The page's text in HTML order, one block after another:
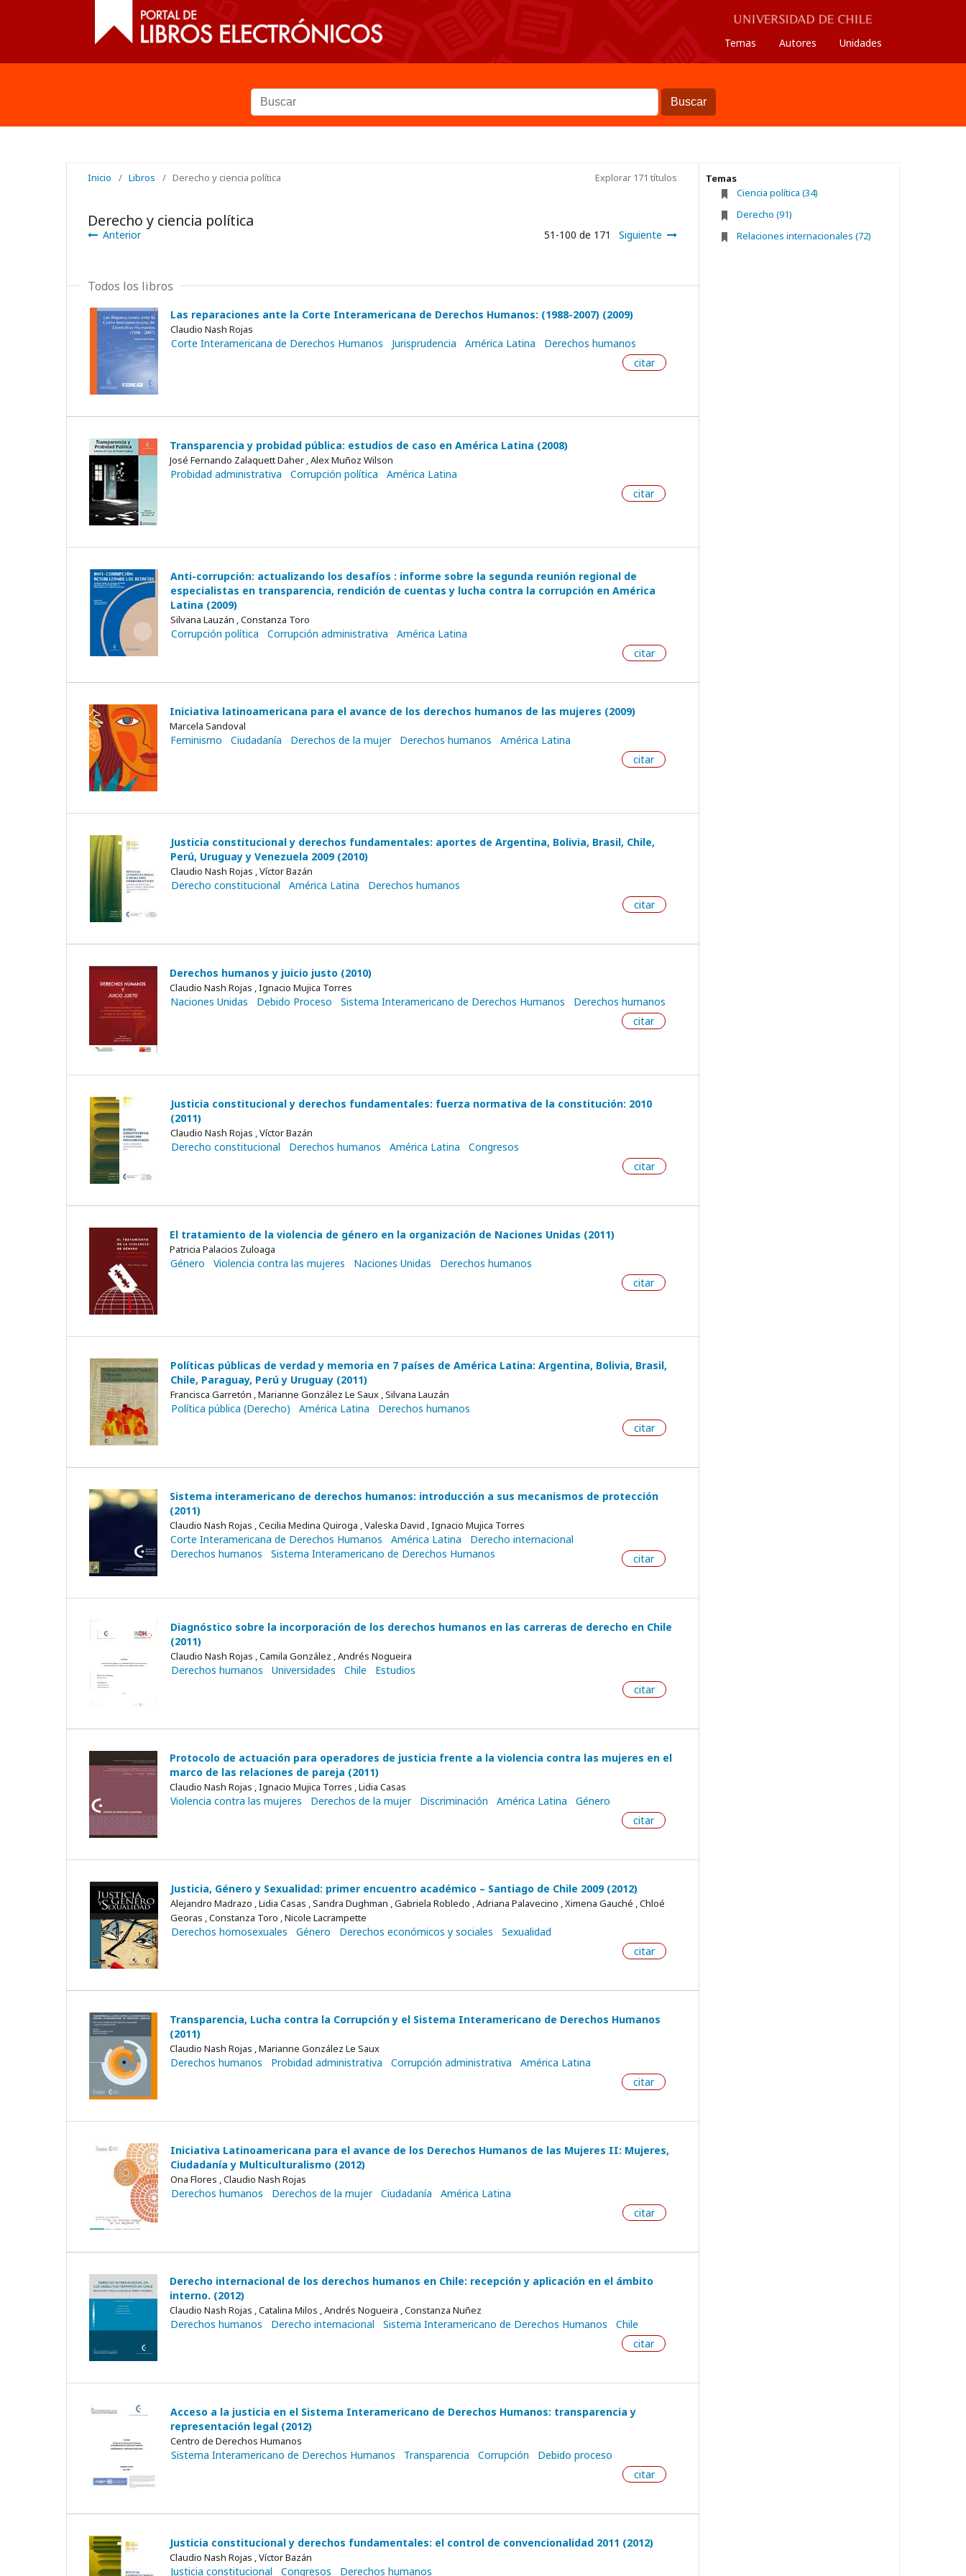
Temas Autores Unidades
Buscar
Inicio / Libros / Derecho y ciencia política Explorar 171 títulos
Derecho y ciencia política
Anterior 51-100 de 171 Siguiente
Todos los libros
Las reparaciones ante la Corte Interamericana de Derechos Humanos: (1988-2007) (2009)
Claudio Nash Rojas
Corte Interamericana de Derechos Humanos Jurisprudencia América Latina
Derechos humanos
citar
Transparencia y probidad pública: estudios de caso en América Latina (2008)
José Fernando Zalaquett Daher , Alex Muñoz Wilson
Probidad administrativa Corrupción política
América Latina
citar
Anti-corrupción: actualizando los desafíos : informe sobre la segunda reunión regional de
especialistas en transparencia, rendición de cuentas y lucha contra la corrupción en América
Latina (2009)
Silvana Lauzán , Constanza Toro
Corrupción política Corrupción administrativa
América Latina
citar
Iniciativa latinoamericana para el avance de los derechos humanos de las mujeres (2009)
Marcela Sandoval
Feminismo Ciudadanía Derechos de la mujer Derechos humanos
América Latina
citar
Justicia constitucional y derechos fundamentales: aportes de Argentina, Bolivia, Brasil, Chile,
Perú, Uruguay y Venezuela 2009 (2010)
Claudio Nash Rojas , Víctor Bazán
Derecho constitucional América Latina
Derechos humanos
citar
Derechos humanos y juicio justo (2010)
Claudio Nash Rojas , Ignacio Mujica Torres
Naciones Unidas Debido Proceso Sistema Interamericano de Derechos Humanos
Derechos humanos
citar
Justicia constitucional y derechos fundamentales: fuerza normativa de la constitución: 2010
(2011)
Claudio Nash Rojas , Víctor Bazán
Derecho constitucional Derechos humanos América Latina
Congresos
citar
El tratamiento de la violencia de género en la organización de Naciones Unidas (2011)
Patricia Palacios Zuloaga
Género Violencia contra las mujeres Naciones Unidas
Derechos humanos
citar
Políticas públicas de verdad y memoria en 7 países de América Latina: Argentina, Bolivia, Brasil,
Chile, Paraguay, Perú y Uruguay (2011)
Francisca Garretón , Marianne González Le Saux , Silvana Lauzán
Política pública (Derecho) América Latina
Derechos humanos
citar
Sistema interamericano de derechos humanos: introducción a sus mecanismos de protección
(2011)
Claudio Nash Rojas , Cecilia Medina Quiroga , Valeska David , Ignacio Mujica Torres
Corte Interamericana de Derechos Humanos América Latina
Derecho internacional
Derechos humanos
Sistema Interamericano de Derechos Humanos citar
Diagnóstico sobre la incorporación de los derechos humanos en las carreras de derecho en Chile
(2011)
Claudio Nash Rojas , Camila González , Andrés Nogueira
Derechos humanos Universidades Chile
Estudios
citar
Protocolo de actuación para operadores de justicia frente a la violencia contra las mujeres en el
marco de las relaciones de pareja (2011)
Claudio Nash Rojas , Ignacio Mujica Torres , Lidia Casas
Violencia contra las mujeres Derechos de la mujer Discriminación América Latina
Género
citar
Justicia, Género y Sexualidad: primer encuentro académico – Santiago de Chile 2009 (2012)
Alejandro Madrazo , Lidia Casas , Sandra Dughman , Gabriela Robledo , Adriana Palavecino , Ximena Gauché , Chloé
Georas , Constanza Toro , Nicole Lacrampette
Derechos homosexuales Género Derechos económicos y sociales
Sexualidad
citar
Transparencia, Lucha contra la Corrupción y el Sistema Interamericano de Derechos Humanos
(2011)
Claudio Nash Rojas , Marianne González Le Saux
Derechos humanos Probidad administrativa Corrupción administrativa
América Latina
citar
Iniciativa Latinoamericana para el avance de los Derechos Humanos de las Mujeres II: Mujeres,
Ciudadanía y Multiculturalismo (2012)
Ona Flores , Claudio Nash Rojas
Derechos humanos Derechos de la mujer Ciudadanía
América Latina
citar
Derecho internacional de los derechos humanos en Chile: recepción y aplicación en el ámbito
interno. (2012)
Claudio Nash Rojas , Catalina Milos , Andrés Nogueira , Constanza Nuñez
Derechos humanos Derecho internacional Sistema Interamericano de Derechos Humanos
Chile
citar
Acceso a la justicia en el Sistema Interamericano de Derechos Humanos: transparencia y
representación legal (2012)
Centro de Derechos Humanos
Sistema Interamericano de Derechos Humanos Transparencia Corrupción
Debido proceso
citar
Justicia constitucional y derechos fundamentales: el control de convencionalidad 2011 (2012)
Claudio Nash Rojas , Víctor Bazán
Justicia constitucional Congresos Derechos humanos
Temas
Ciencia política (34)
Derecho (91)
Relaciones internacionales (72)